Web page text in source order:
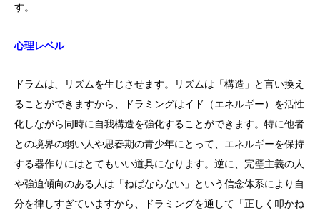
す。
心理レベル
ドラムは、リズムを生じさせます。リズムは「構造」と言い換え
ることができますから、ドラミングはイド（エネルギー）を活性
化しながら同時に自我構造を強化することができます。特に他者
との境界の弱い人や思春期の青少年にとって、エネルギーを保持
する器作りにはとてもいい道具になります。逆に、完璧主義の人
や強迫傾向のある人は「ねばならない」という信念体系により自
分を律しすぎていますから、ドラミングを通して「正しく叩かね